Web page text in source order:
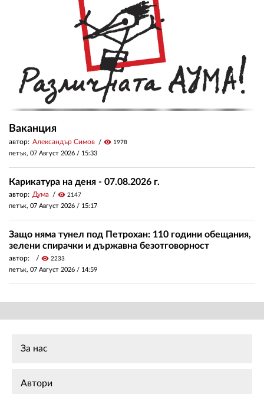
Ваканция
автор: Александър Симов visibility 1978
петък, 07 Август 2026 / 15:33
Карикатура на деня - 07.08.2026 г.
автор: Дума visibility 2147
петък, 07 Август 2026 / 15:17
Защо няма тунел под Петрохан: 110 години обещания,
зелени спирачки и държавна безотговорност
автор: visibility 2233
петък, 07 Август 2026 / 14:59
За нас
Автори